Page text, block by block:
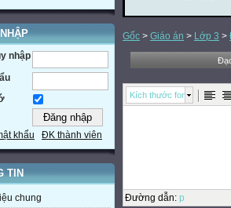
nhập
khẩu ĐK thành viên
TIN
chung
Gốc > Giáo án > Lớp 3 >
Kích thước font
Đường dẫn: p